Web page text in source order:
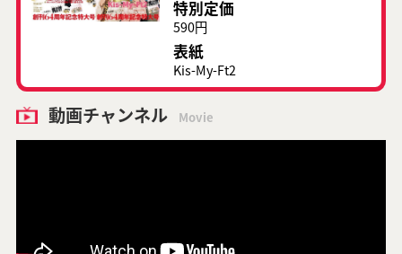
特別定価
590円
表紙
Kis-My-Ft2
動画チャンネル Movie